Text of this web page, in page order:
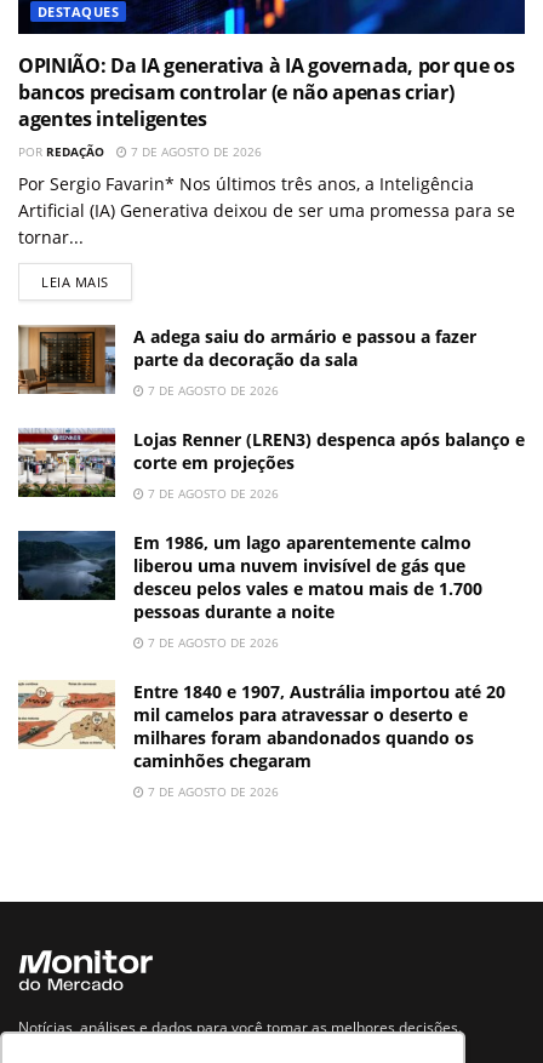
DESTAQUES
OPINIÃO: Da IA generativa à IA governada, por que os
bancos precisam controlar (e não apenas criar)
agentes inteligentes
POR REDAÇÃO 7 DE AGOSTO DE 2026
Por Sergio Favarin* Nos últimos três anos, a Inteligência
Artificial (IA) Generativa deixou de ser uma promessa para se
tornar...
LEIA MAIS
A adega saiu do armário e passou a fazer
parte da decoração da sala
7 DE AGOSTO DE 2026
Lojas Renner (LREN3) despenca após balanço e
corte em projeções
7 DE AGOSTO DE 2026
Em 1986, um lago aparentemente calmo
liberou uma nuvem invisível de gás que
desceu pelos vales e matou mais de 1.700
pessoas durante a noite
7 DE AGOSTO DE 2026
Entre 1840 e 1907, Austrália importou até 20
mil camelos para atravessar o deserto e
milhares foram abandonados quando os
caminhões chegaram
7 DE AGOSTO DE 2026
Notícias, análises e dados para você tomar as melhores decisões.